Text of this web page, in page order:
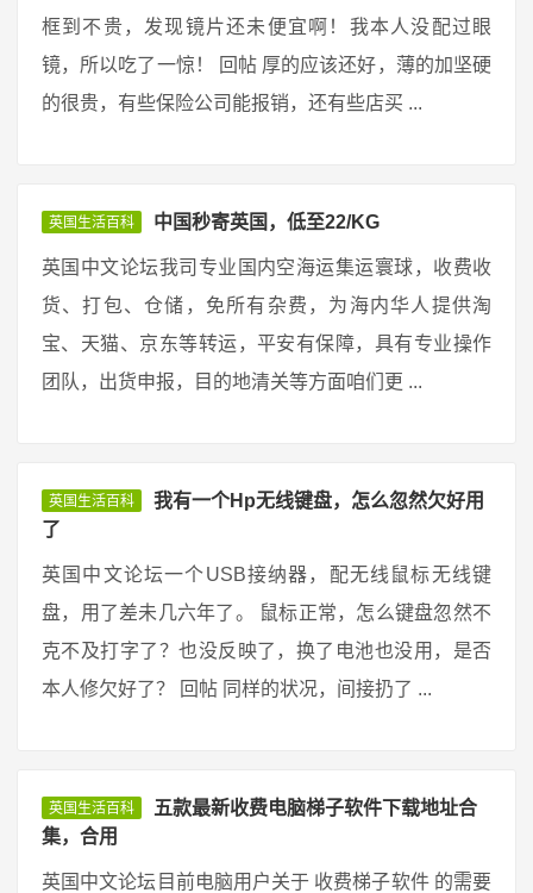
框到不贵，发现镜片还未便宜啊！我本人没配过眼
镜，所以吃了一惊！ 回帖 厚的应该还好，薄的加坚硬
的很贵，有些保险公司能报销，还有些店买 ...
英国生活百科 中国秒寄英国，低至22/KG
英国中文论坛我司专业国内空海运集运寰球，收费收
货、打包、仓储，免所有杂费，为海内华人提供淘
宝、天猫、京东等转运，平安有保障，具有专业操作
团队，出货申报，目的地清关等方面咱们更 ...
英国生活百科
我有一个Hp无线键盘，怎么忽然欠好用
了
英国中文论坛一个USB接纳器，配无线鼠标无线键
盘，用了差未几六年了。 鼠标正常，怎么键盘忽然不
克不及打字了？也没反映了，换了电池也没用，是否
本人修欠好了？ 回帖 同样的状况，间接扔了 ...
英国生活百科
五款最新收费电脑梯子软件下载地址合
集，合用
英国中文论坛目前电脑用户关于 收费梯子软件 的需要